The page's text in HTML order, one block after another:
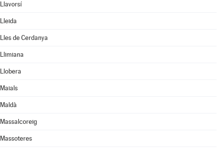
Llavorsí
Lleida
Lles de Cerdanya
Llimiana
Llobera
Maials
Maldà
Massalcoreig
Massoteres